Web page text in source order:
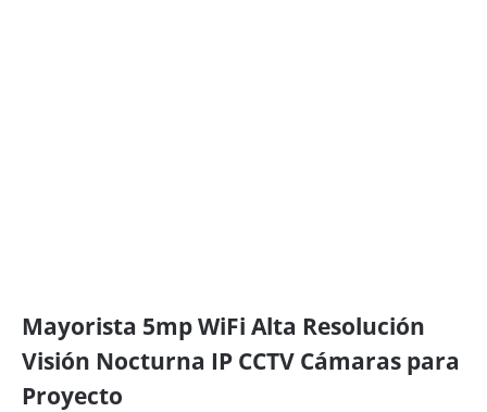
Mayorista 5mp WiFi Alta Resolución
Visión Nocturna IP CCTV Cámaras para
Proyecto